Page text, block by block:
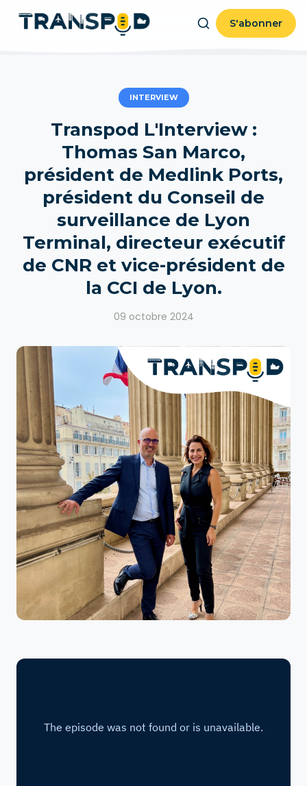
S'abonner
INTERVIEW
Transpod L'Interview :
Thomas San Marco,
président de Medlink Ports,
président du Conseil de
surveillance de Lyon
Terminal, directeur exécutif
de CNR et vice-président de
la CCI de Lyon.
09 octobre 2024